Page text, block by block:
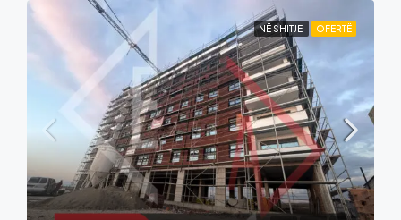
NË SHITJE OFERTË